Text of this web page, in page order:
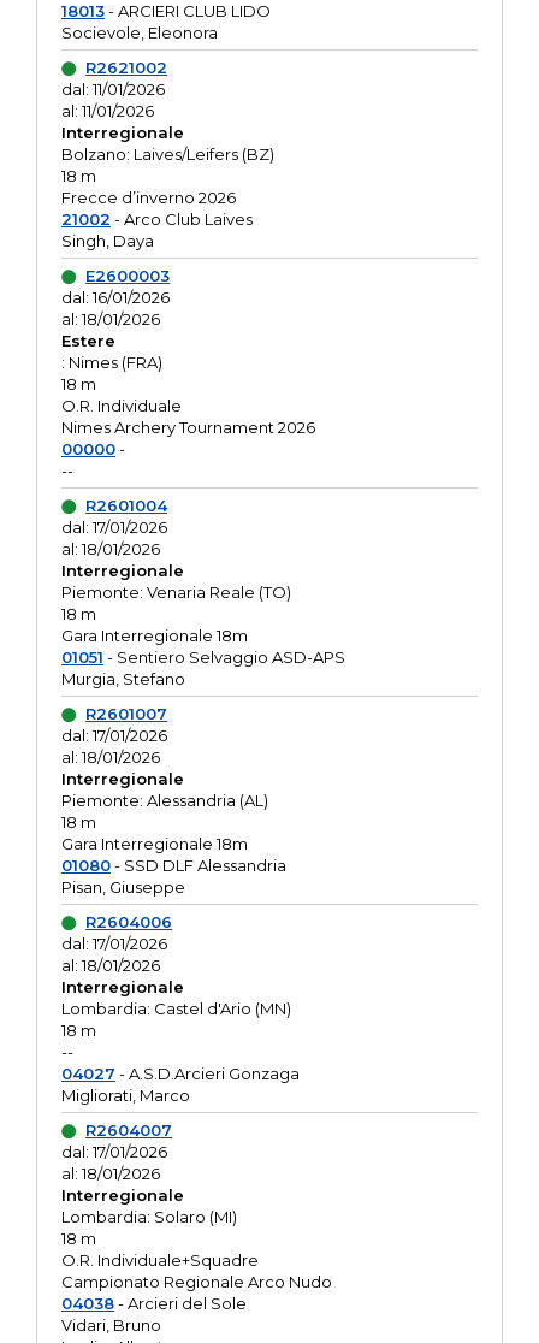
18013- ARCIERI CLUB LIDO
Socievole, Eleonora
R2621002
dal: 11/01/2026
al: 11/01/2026
Interregionale
Bolzano: Laives/Leifers (BZ)
18 m
Frecce d’inverno 2026
21002 - Arco Club Laives
Singh, Daya
E2600003
dal: 16/01/2026
al: 18/01/2026
Estere
: Nimes (FRA)
18 m
O.R. Individuale
Nimes Archery Tournament 2026
00000-
--
R2601004
dal: 17/01/2026
al: 18/01/2026
Interregionale
Piemonte: Venaria Reale (TO)
18 m
Gara Interregionale 18m
01051 - Sentiero Selvaggio ASD-APS
Murgia, Stefano
R2601007
dal: 17/01/2026
al: 18/01/2026
Interregionale
Piemonte: Alessandria (AL)
18 m
Gara Interregionale 18m
01080- SSD DLF Alessandria
Pisan, Giuseppe
R2604006
dal: 17/01/2026
al: 18/01/2026
Interregionale
Lombardia: Castel d'Ario (MN)
18 m
--
04027 - A.S.D.Arcieri Gonzaga
Migliorati, Marco
R2604007
dal: 17/01/2026
al: 18/01/2026
Interregionale
Lombardia: Solaro (MI)
18 m
O.R. Individuale+Squadre
Campionato Regionale Arco Nudo
04038- Arcieri del Sole
Vidari, Bruno